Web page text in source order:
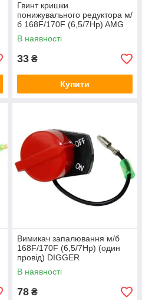
Гвинт кришки
понижувального редуктора м/
б 168F/170F (6,5/7Hp) AMG
В наявності
33 ₴
Купити
Вимикач запалювання м/б
168F/170F (6,5/7Hp) (один
провід) DIGGER
В наявності
78 ₴